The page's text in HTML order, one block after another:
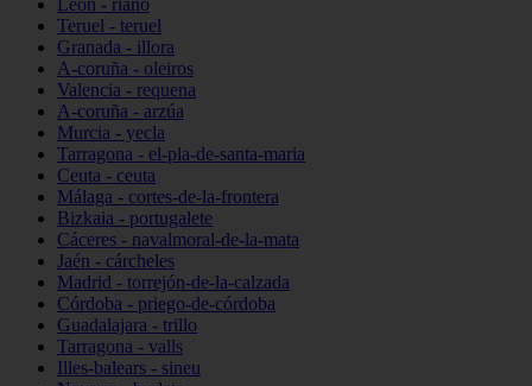
León - riaño
Teruel - teruel
Granada - illora
A-coruña - oleiros
Valencia - requena
A-coruña - arzúa
Murcia - yecla
Tarragona - el-pla-de-santa-maria
Ceuta - ceuta
Málaga - cortes-de-la-frontera
Bizkaia - portugalete
Cáceres - navalmoral-de-la-mata
Jaén - cárcheles
Madrid - torrejón-de-la-calzada
Córdoba - priego-de-córdoba
Guadalajara - trillo
Tarragona - valls
Illes-balears - sineu